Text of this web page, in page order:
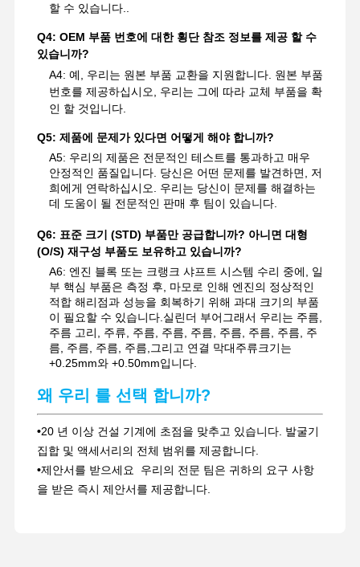
할 수 있습니다..
Q4: OEM 부품 번호에 대한 횡단 참조 정보를 제공 할 수
있습니까?
A4: 예, 우리는 원본 부품 교환을 지원합니다. 원본 부품
번호를 제공하십시오, 우리는 그에 따라 교체 부품을 확
인 할 것입니다.
Q5: 제품에 문제가 있다면 어떻게 해야 합니까?
A5: 우리의 제품은 전문적인 테스트를 통과하고 매우
안정적인 품질입니다. 당신은 어떤 문제를 발견하면, 저
희에게 연락하십시오. 우리는 당신이 문제를 해결하는
데 도움이 될 전문적인 판매 후 팀이 있습니다.
Q6: 표준 크기 (STD) 부품만 공급합니까? 아니면 대형
(O/S) 재구성 부품도 보유하고 있습니까?
A6: 엔진 블록 또는 크랭크 샤프트 시스템 수리 중에, 일
부 핵심 부품은 측정 후, 마모로 인해 엔진의 정상적인
적합 해리점과 성능을 회복하기 위해 과대 크기의 부품
이 필요할 수 있습니다.실린더 부어그래서 우리는 주름,
주름 고리, 주류, 주름, 주름, 주름, 주름, 주름, 주름, 주
름, 주름, 주름, 주름,그리고 연결 막대주류크기는
+0.25mm와 +0.50mm입니다.
왜 우리 를 선택 합니까?
•20 년 이상 건설 기계에 초점을 맞추고 있습니다. 발굴기
집합 및 액세서리의 전체 범위를 제공합니다.
•제안서를 받으세요 ️ 우리의 전문 팀은 귀하의 요구 사항
을 받은 즉시 제안서를 제공합니다.